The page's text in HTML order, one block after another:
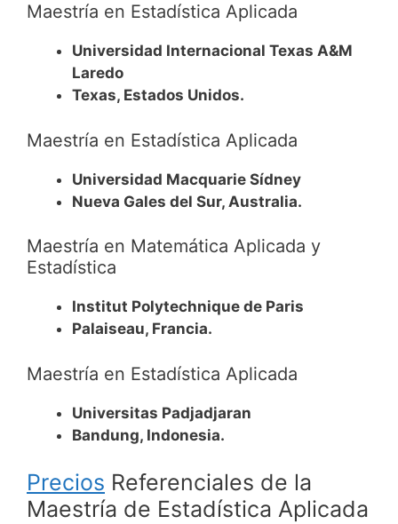
Maestría en Estadística Aplicada
Universidad Internacional Texas A&M
Laredo
Texas, Estados Unidos.
Maestría en Estadística Aplicada
Universidad Macquarie Sídney
Nueva Gales del Sur, Australia.
Maestría en Matemática Aplicada y
Estadística
Institut Polytechnique de Paris
Palaiseau, Francia.
Maestría en Estadística Aplicada
Universitas Padjadjaran
Bandung, Indonesia.
Precios Referenciales de la
Maestría de Estadística Aplicada